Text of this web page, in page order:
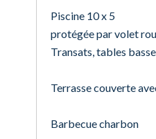
Piscine 10 x 5
protégée par volet
Transats, tables
Terrasse couverte
Barbecue charbon